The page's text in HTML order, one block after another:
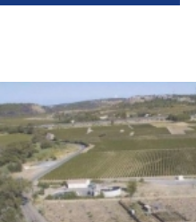
LISTE DU PERSONNEL
LES DOMAINES SCIENTIFIQUES
LES ÉQUIPES
RECRUTEMENT